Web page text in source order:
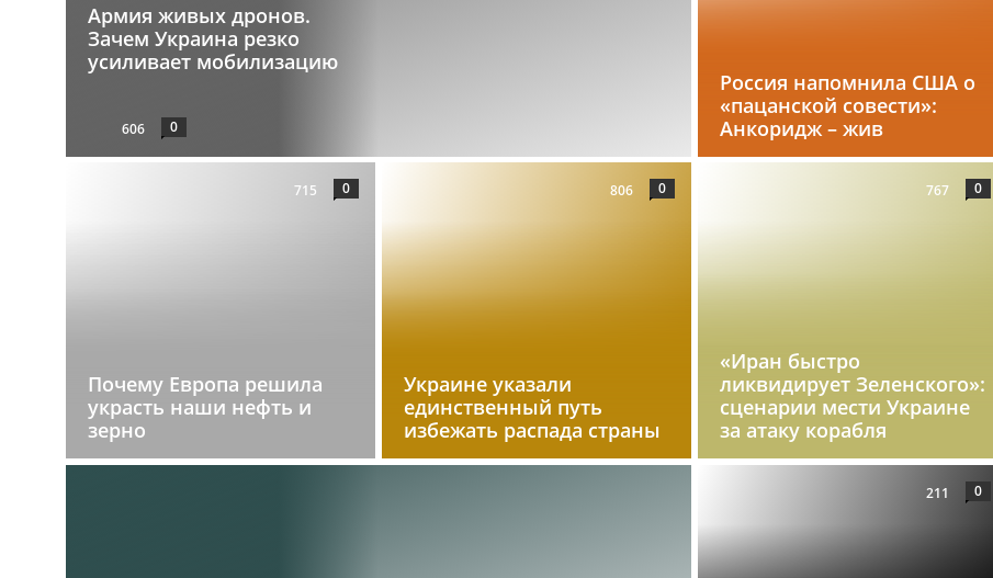
Армия живых дронов.
Зачем Украина резко
усиливает мобилизацию
606 0
Россия напомнила США о
«пацанской совести»:
Анкоридж – жив
Почему Европа решила
украсть наши нефть и
зерно
715 0
Украине указали
единственный путь
избежать распада страны
806 0
«Иран быстро
ликвидирует Зеленского»:
сценарии мести Украине
за атаку корабля
767 0
211 0